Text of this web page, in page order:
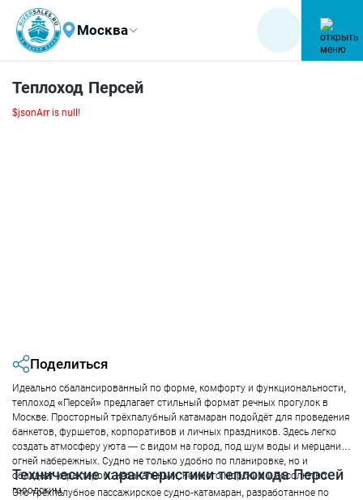
Москва
Теплоход Персей
$jsonArr is null!
Поделиться
Идеально сбалансированный по форме, комфорту и функциональности,
теплоход «Персей» предлагает стильный формат речных прогулок в
Москве. Просторный трёхпалубный катамаран подойдёт для проведения
банкетов, фуршетов, корпоративов и личных праздников. Здесь легко
создать атмосферу уюта — с видом на город, под шум воды и мерцание
огней набережных. Судно не только удобно по планировке, но и
обладает характером: небанальным, немного морским и абсолютно
городским.
Технические характеристики теплохода Персей
Это трёхпалубное пассажирское судно-катамаран, разработанное по